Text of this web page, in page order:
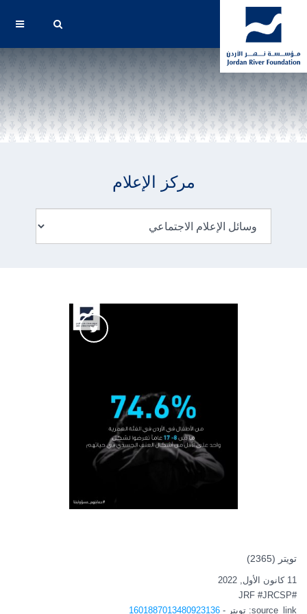
مركز الإعلام
تويتر (2365)
11 كانون الأول, 2022
#JRF #JRCSP
source_link: تويتر - 1601887013480923136